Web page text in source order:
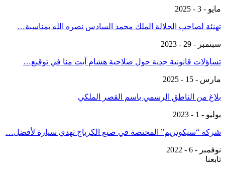
مايو - 3 - 2025
تهنئة لصاحب الجلالة الملك محمد السادس نصره الله بمناسبة…
سبتمبر - 29 - 2023
تساؤلات قانونية جدية حول صلاحية هشام آيت منا في توقيع…
مارس - 15 - 2025
بلاغ من الناطق الرسمي باسم القصر الملكي
يوليو - 1 - 2023
شركة “سيكوتريم” المختصة في صنع الكرياج تهدي سيارة لأفضل…
نوفمبر - 6 - 2022
تابعنا